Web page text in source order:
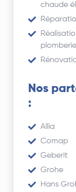
chaude
plomberie
Nos
:
Allia
Comap
Geberit
Grohe
Hans